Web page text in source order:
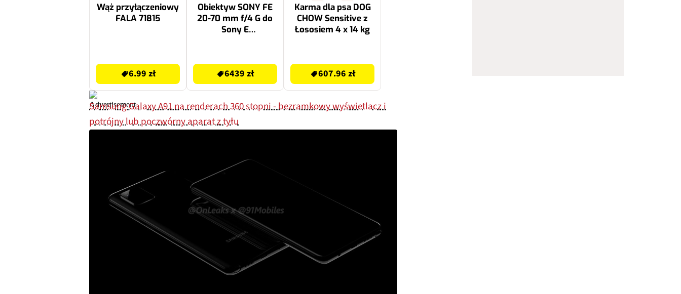
Wąż przyłączeniowy
FALA 71815
6.99 zł
Obiektyw SONY FE
20-70 mm f/4 G do
Sony E
6439 zł
Karma dla psa DOG
CHOW Sensitive z
Łososiem 4 x 14 kg
607.96 zł
Samsung Galaxy A91 na renderach 360 stopni - bezramkowy wyświetlacz i
potrójny lub poczwórny aparat z tyłu